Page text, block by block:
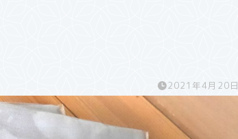
2021年4月20日